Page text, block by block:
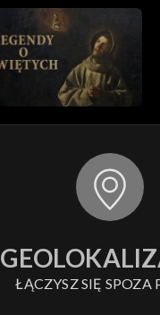
ŁĄCZYSZ SIĘ SPOZA